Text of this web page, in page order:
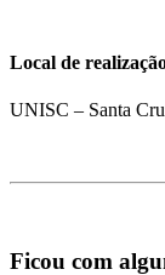
Local de
UNISC – Santa
Ficou com